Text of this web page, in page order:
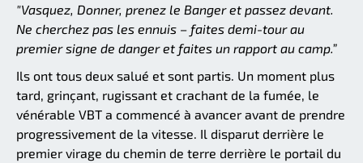
"Vasquez, Donner, prenez le Banger et passez devant.
Ne cherchez pas les ennuis – faites demi-tour au
premier signe de danger et faites un rapport au camp.”
Ils ont tous deux salué et sont partis. Un moment plus
tard, grinçant, rugissant et crachant de la fumée, le
vénérable VBT a commencé à avancer avant de prendre
progressivement de la vitesse. Il disparut derrière le
premier virage du chemin de terre derrière le portail du